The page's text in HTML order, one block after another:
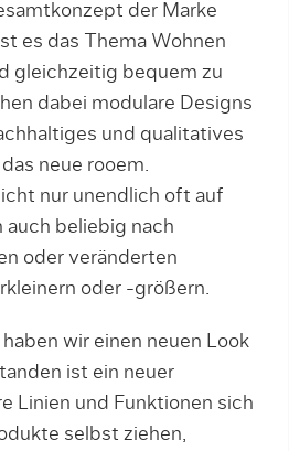
der Marke
es das Thema Wohnen
gleichzeitig bequem zu
dabei modulare Designs
und qualitatives
neue rooem.
nur unendlich oft auf
auch beliebig nach
oder veränderten
oder -größern.
wir einen neuen Look
ist ein neuer
Linien und Funktionen sich
selbst ziehen,